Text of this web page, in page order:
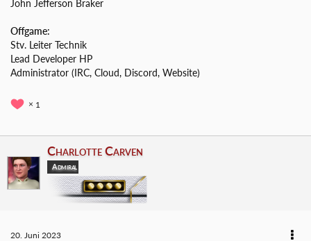
John Jefferson Braker
Offgame:
Stv. Leiter Technik
Lead Developer HP
Administrator (IRC, Cloud, Discord, Website)
1
Charlotte Carven
Admiral
20. Juni 2023